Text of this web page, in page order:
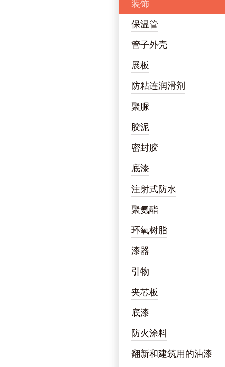
装饰
保温管
管子外壳
展板
防粘连润滑剂
聚脲
胶泥
密封胶
底漆
注射式防水
聚氨酯
环氧树脂
漆器
引物
夹芯板
底漆
防火涂料
翻新和建筑用的油漆